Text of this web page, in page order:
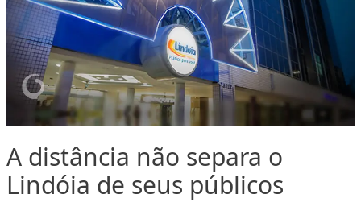
A distância não separa o
Lindóia de seus públicos